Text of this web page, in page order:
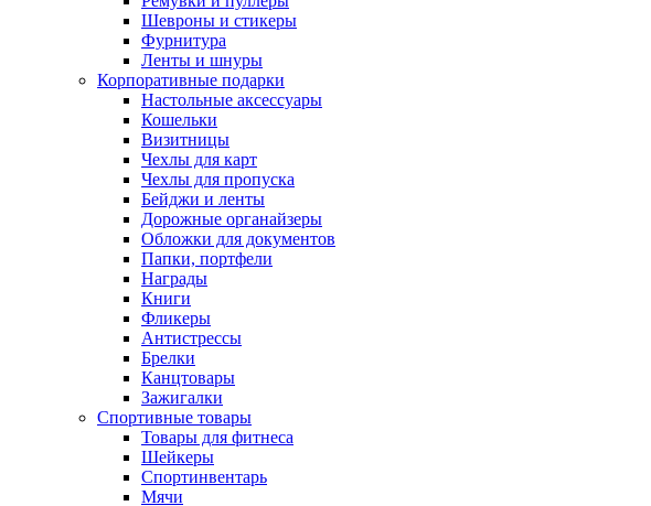
Шевроны и стикеры
Фурнитура
Ленты и шнуры
Корпоративные подарки
Настольные аксессуары
Кошельки
Визитницы
Чехлы для карт
Чехлы для пропуска
Бейджи и ленты
Дорожные органайзеры
Обложки для документов
Папки, портфели
Награды
Книги
Фликеры
Антистрессы
Брелки
Канцтовары
Зажигалки
Спортивные товары
Товары для фитнеса
Шейкеры
Спортинвентарь
Мячи